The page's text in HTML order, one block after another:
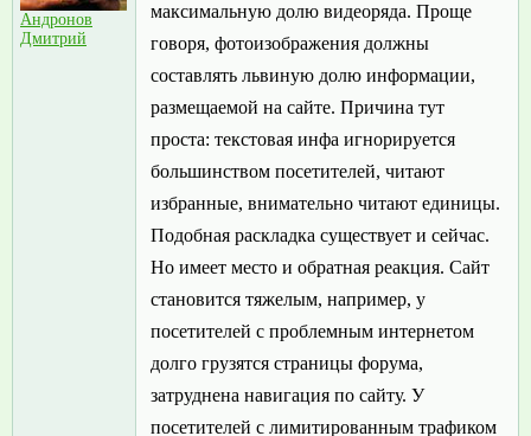
Андронов
Дмитрий
максимальную долю видеоряда. Проще
говоря, фотоизображения должны
составлять львиную долю информации,
размещаемой на сайте. Причина тут
проста: текстовая инфа игнорируется
большинством посетителей, читают
избранные, внимательно читают единицы.
Подобная раскладка существует и сейчас.
Но имеет место и обратная реакция. Сайт
становится тяжелым, например, у
посетителей с проблемным интернетом
долго грузятся страницы форума,
затруднена навигация по сайту. У
посетителей с лимитированным трафиком